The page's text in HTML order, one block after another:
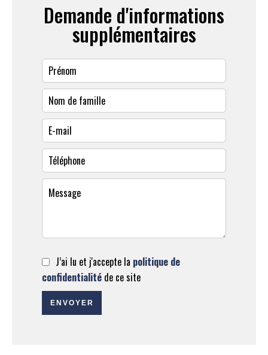
Demande d'informations
supplémentaires
J’ai lu et j'accepte la politique de
confidentialité de ce site
ENVOYER